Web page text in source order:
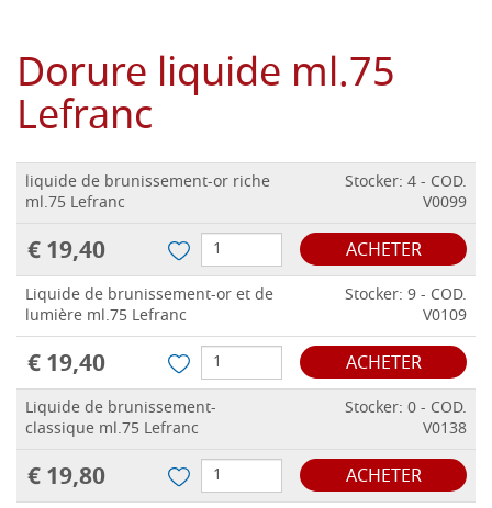
Dorure liquide ml.75
Lefranc
liquide de brunissement-or riche
ml.75 Lefranc
Stocker: 4 - COD.
V0099
€ 19,40 ACHETER
Liquide de brunissement-or et de
lumière ml.75 Lefranc
Stocker: 9 - COD.
V0109
€ 19,40 ACHETER
Liquide de brunissement-
classique ml.75 Lefranc
Stocker: 0 - COD.
V0138
€ 19,80 ACHETER